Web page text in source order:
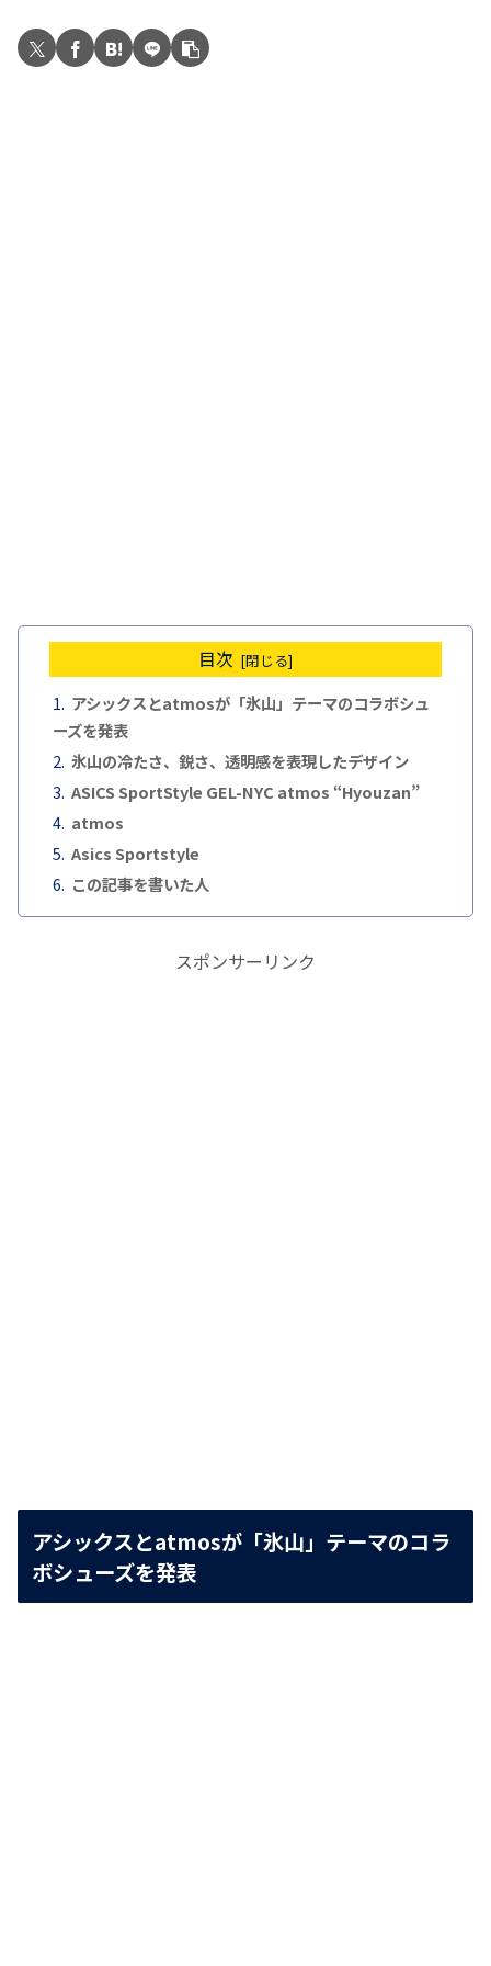
目次
アシックスとatmosが「氷山」テーマのコラボシュ
ーズを発表
氷山の冷たさ、鋭さ、透明感を表現したデザイン
ASICS SportStyle GEL-NYC atmos “Hyouzan”
atmos
Asics Sportstyle
この記事を書いた人
スポンサーリンク
アシックスとatmosが「氷山」テーマのコラ
ボシューズを発表